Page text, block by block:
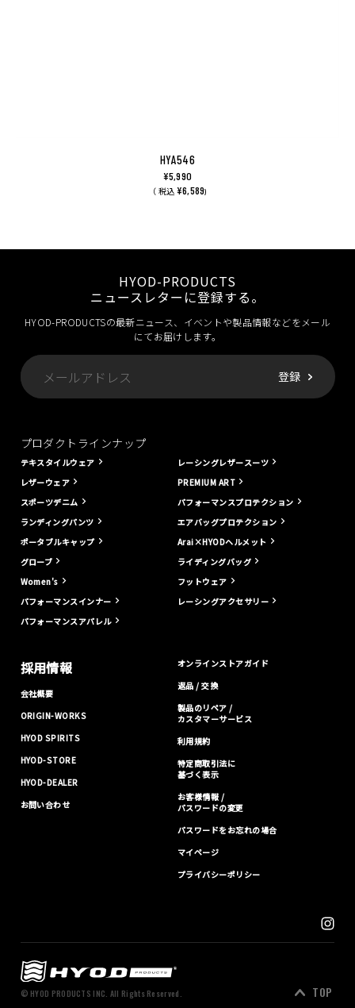
HYA546
¥5,990
（ 税込 ¥6,589)
HYOD-PRODUCTS
ニュースレターに登録する。
HYOD-PRODUCTSの最新ニュース、イベントや製品情報などをメール
にてお届けします。
プロダクトラインナップ
テキスタイルウェア
レザーウェア
スポーツデニム
ランディングパンツ
ポータブルキャップ
グローブ
Women's
パフォーマンスインナー
パフォーマンスアパレル
レーシングレザースーツ
PREMIUM ART
パフォーマンスプロテクション
エアバッグプロテクション
Arai×HYODヘルメット
ライディングバッグ
フットウェア
レーシングアクセサリー
採用情報
会社概要
ORIGIN-WORKS
HYOD SPIRITS
HYOD-STORE
HYOD-DEALER
お問い合わせ
オンラインストアガイド
返品 / 交換
製品のリペア /
カスタマーサービス
利用規約
特定商取引法に
基づく表示
お客様情報 /
パスワードの変更
パスワードをお忘れの場合
マイページ
プライバシーポリシー
© HYOD PRODUCTS INC. All Rights Reserved. TOP